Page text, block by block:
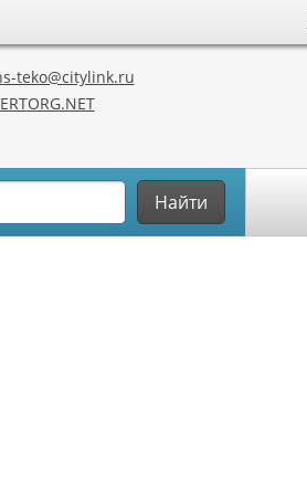
teko@citylink.ru
Найти